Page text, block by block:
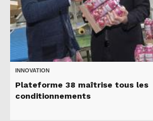
INNOVATION
Plateforme 38 maîtrise tous les
conditionnements